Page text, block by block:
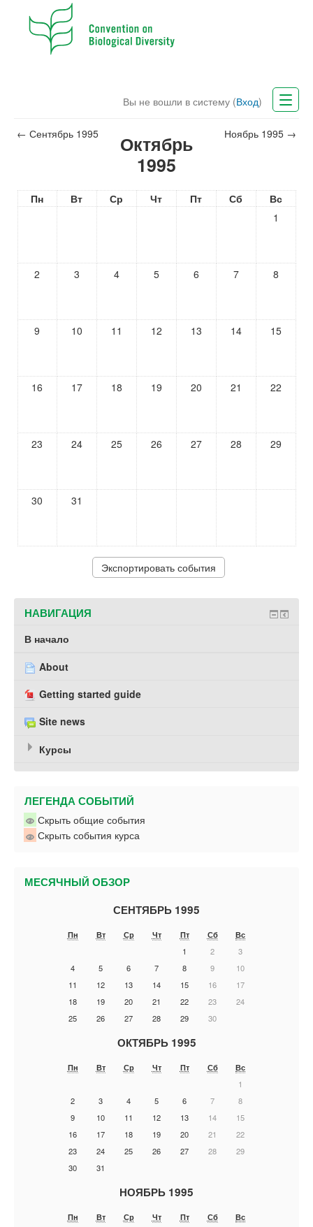
Вы не вошли в систему (Вход)
CBD Website
← Сентябрь 1995
Октябрь
1995
Ноябрь 1995 →
Пн Вт Ср Чт Пт Сб
Вс
1
2 3 4 5 6 7 8
9 10 11 12 13 14 15
16 17 18 19 20 21 22
23 24 25 26 27 28 29
30 31
НАВИГАЦИЯ
В начало
About
Getting started guide
Site news
Курсы
ЛЕГЕНДА СОБЫТИЙ
Скрыть общие события
Скрыть события курса
МЕСЯЧНЫЙ ОБЗОР
СЕНТЯБРЬ 1995
Пн Вт Ср Чт Пт Сб
Вс
1
2
3
4
5 6 7 8 9
10
11
12 13 14 15 16
17
18
19 20 21 22 23
24
25
26 27 28 29 30
ОКТЯБРЬ 1995
Пн Вт Ср Чт Пт Сб
Вс
1
2
3 4 5 6 7
8
9
10 11 12 13 14
15
16
17 18 19 20 21
22
23
24 25 26 27 28
29
30
31
НОЯБРЬ 1995
Пн Вт Ср Чт Пт Сб
Вс